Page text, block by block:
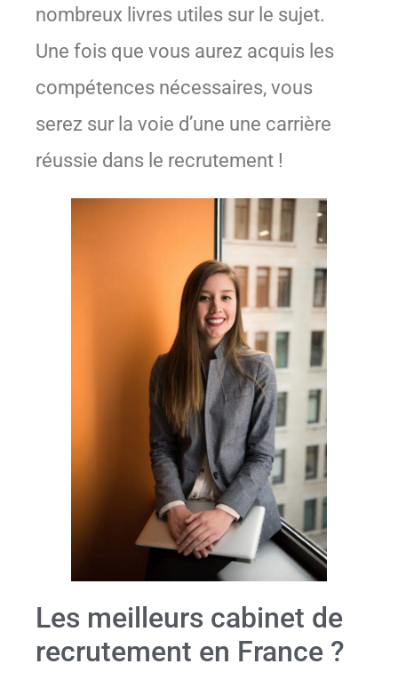
nombreux livres utiles sur le sujet.
Une fois que vous aurez acquis les
compétences nécessaires, vous
serez sur la voie d’une une carrière
réussie dans le recrutement !
Les meilleurs cabinet de
recrutement en France ?